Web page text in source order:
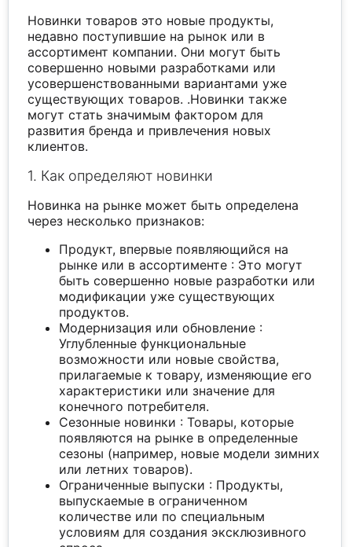
Новинки товаров это новые продукты,
недавно поступившие на рынок или в
ассортимент компании. Они могут быть
совершенно новыми разработками или
усовершенствованными вариантами уже
существующих товаров. .Новинки также
могут стать значимым фактором для
развития бренда и привлечения новых
клиентов.
1. Как определяют новинки
Новинка на рынке может быть определена
через несколько признаков:
Продукт, впервые появляющийся на
рынке или в ассортименте : Это могут
быть совершенно новые разработки или
модификации уже существующих
продуктов.
Модернизация или обновление :
Углубленные функциональные
возможности или новые свойства,
прилагаемые к товару, изменяющие его
характеристики или значение для
конечного потребителя.
Сезонные новинки : Товары, которые
появляются на рынке в определенные
сезоны (например, новые модели зимних
или летних товаров).
Ограниченные выпуски : Продукты,
выпускаемые в ограниченном
количестве или по специальным
условиям для создания эксклюзивного